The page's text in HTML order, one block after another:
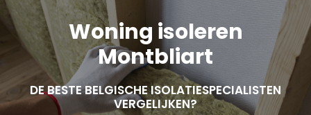
Woning isoleren
Montbliart
DE BESTE BELGISCHE ISOLATIESPECIALISTEN
VERGELIJKEN?